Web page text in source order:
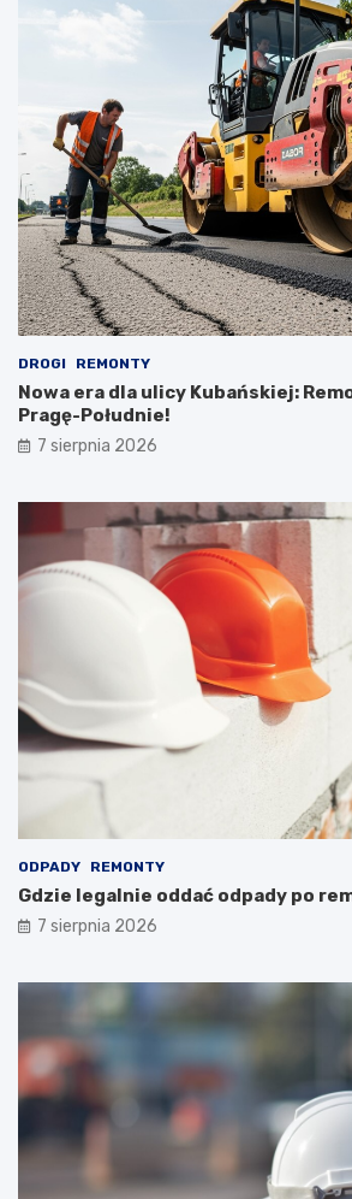
DROGI REMONTY
Nowa era dla ulicy Kubańskiej:
Pragę-Południe!
7 sierpnia 2026
ODPADY REMONTY
Gdzie legalnie oddać odpady po
7 sierpnia 2026